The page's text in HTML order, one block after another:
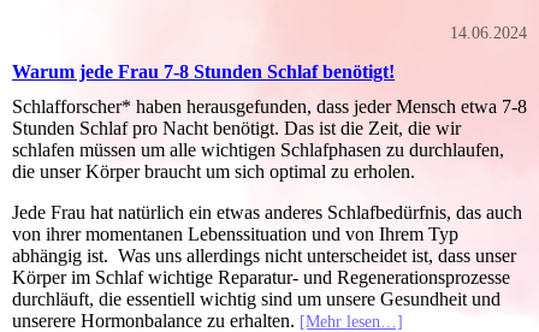
14.06.2024
Warum jede Frau 7-8 Stunden Schlaf benötigt!
Schlafforscher* haben herausgefunden, dass jeder Mensch etwa 7-8
Stunden Schlaf pro Nacht benötigt. Das ist die Zeit, die wir
schlafen müssen um alle wichtigen Schlafphasen zu durchlaufen,
die unser Körper braucht um sich optimal zu erholen.
Jede Frau hat natürlich ein etwas anderes Schlafbedürfnis, das auch
von ihrer momentanen Lebenssituation und von Ihrem Typ
abhängig ist. Was uns allerdings nicht unterscheidet ist, dass unser
Körper im Schlaf wichtige Reparatur- und Regenerationsprozesse
durchläuft, die essentiell wichtig sind um unsere Gesundheit und
unserere Hormonbalance zu erhalten. [Mehr lesen…]